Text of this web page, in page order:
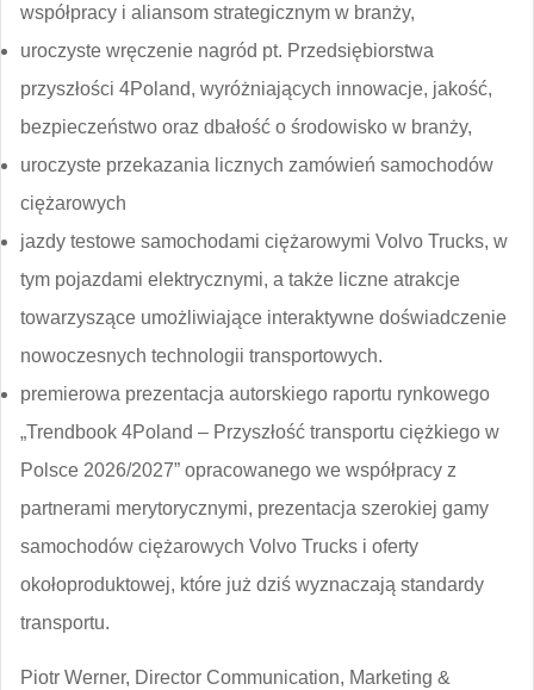
współpracy i aliansom strategicznym w branży,
uroczyste wręczenie nagród pt. Przedsiębiorstwa
przyszłości 4Poland, wyróżniających innowacje, jakość,
bezpieczeństwo oraz dbałość o środowisko w branży,
uroczyste przekazania licznych zamówień samochodów
ciężarowych
jazdy testowe samochodami ciężarowymi Volvo Trucks, w
tym pojazdami elektrycznymi, a także liczne atrakcje
towarzyszące umożliwiające interaktywne doświadczenie
nowoczesnych technologii transportowych.
premierowa prezentacja autorskiego raportu rynkowego
„Trendbook 4Poland – Przyszłość transportu ciężkiego w
Polsce 2026/2027” opracowanego we współpracy z
partnerami merytorycznymi, prezentacja szerokiej gamy
samochodów ciężarowych Volvo Trucks i oferty
okołoproduktowej, które już dziś wyznaczają standardy
transportu.
Piotr Werner, Director Communication, Marketing &